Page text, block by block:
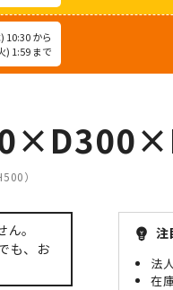
10:30 から
) 1:59 まで
）
。
も、お
emoji_objects 注
法